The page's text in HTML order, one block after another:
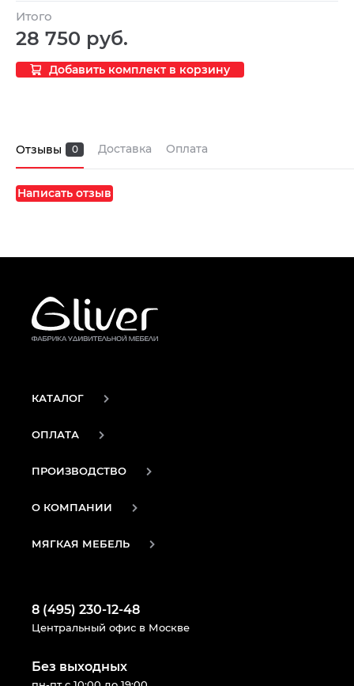
Итого
28 750 руб.
Добавить комплект в корзину
Отзывы 0 Доставка Оплата
Написать отзыв
КАТАЛОГ
ОПЛАТА
ПРОИЗВОДСТВО
О КОМПАНИИ
МЯГКАЯ МЕБЕЛЬ
8 (495) 230-12-48
Центральный офис в Москве
Без выходных